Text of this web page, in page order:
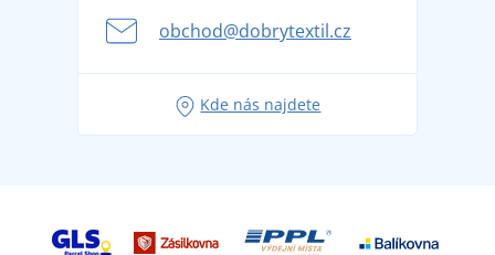
se na dovolenou bez starostí
Tipy na svěží outfity pro pohodové léto
obchod@dobrytextil.cz
Kde nás najdete